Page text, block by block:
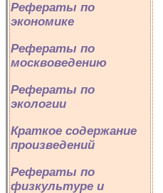
Рефераты по
экономике
Рефераты по
москвоведению
Рефераты по
экологии
Краткое содержание
произведений
Рефераты по
физкультуре и